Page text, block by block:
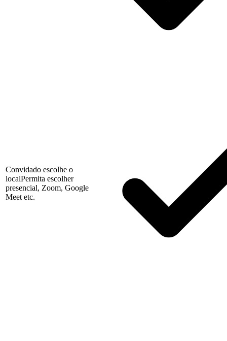
Convidado escolhe o
localPermita escolher
presencial, Zoom, Google
Meet etc.